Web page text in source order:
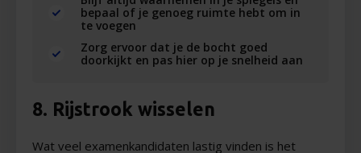
bepaal of je genoeg ruimte hebt om in
te voegen
Zorg ervoor dat je de bocht goed
doorkijkt en pas hier op je snelheid aan
8. Rijstrook wisselen
Wat veel examenkandidaten lastig vinden is het